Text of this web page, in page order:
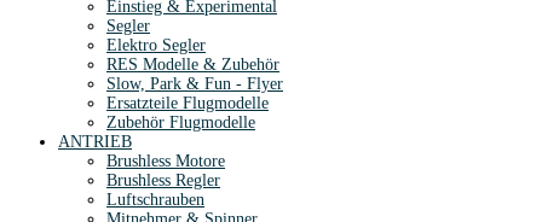
Einstieg & Experimental
Segler
Elektro Segler
RES Modelle & Zubehör
Slow, Park & Fun - Flyer
Ersatzteile Flugmodelle
Zubehör Flugmodelle
ANTRIEB
Brushless Motore
Brushless Regler
Luftschrauben